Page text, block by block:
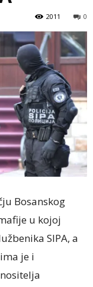
0
2011
Bosanskog
u kojoj
SIPA, a
je i